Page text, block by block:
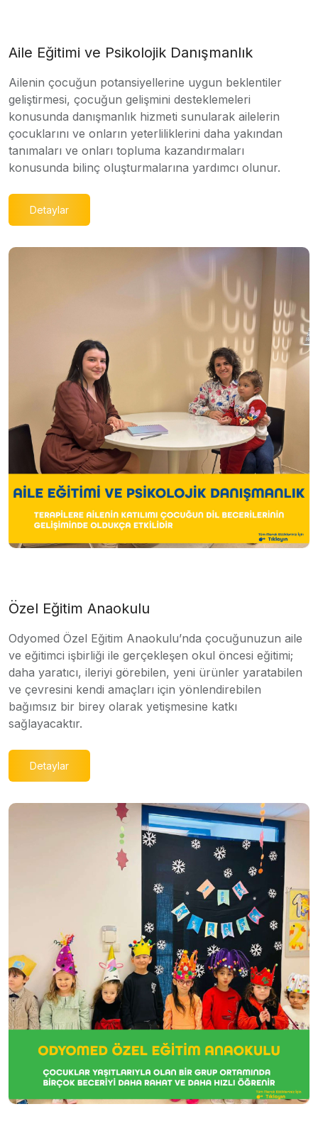
Aile Eğitimi ve Psikolojik Danışmanlık
Ailenin çocuğun potansiyellerine uygun beklentiler
geliştirmesi, çocuğun gelişmini desteklemeleri
konusunda danışmanlık hizmeti sunularak ailelerin
çocuklarını ve onların yeterliliklerini daha yakından
tanımaları ve onları topluma kazandırmaları
konusunda bilinç oluşturmalarına yardımcı olunur.
Detaylar
Özel Eğitim Anaokulu
Odyomed Özel Eğitim Anaokulu’nda çocuğunuzun aile
ve eğitimci işbirliği ile gerçekleşen okul öncesi eğitimi;
daha yaratıcı, ileriyi görebilen, yeni ürünler yaratabilen
ve çevresini kendi amaçları için yönlendirebilen
bağımsız bir birey olarak yetişmesine katkı
sağlayacaktır.
Detaylar